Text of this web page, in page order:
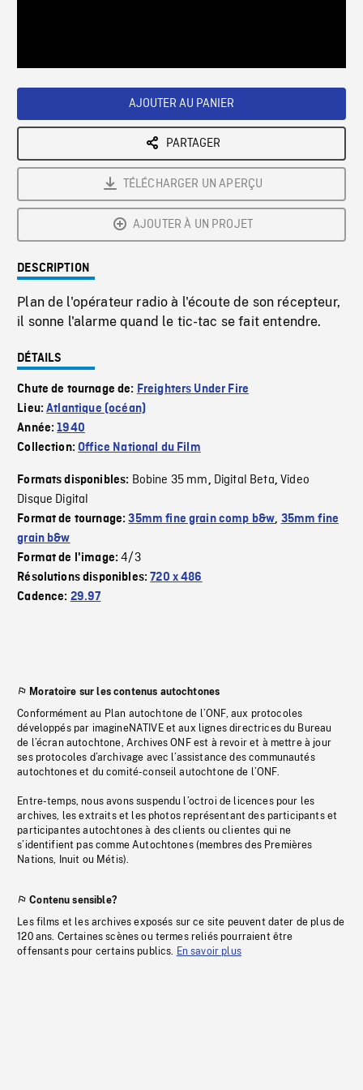
AJOUTER AU PANIER
PARTAGER
TÉLÉCHARGER UN APERÇU
AJOUTER À UN PROJET
DESCRIPTION
Plan de l'opérateur radio à l'écoute de son récepteur,
il sonne l'alarme quand le tic-tac se fait entendre.
DÉTAILS
Chute de tournage de: Freighters Under Fire
Lieu:Atlantique (océan)
Année:1940
Collection:Office National du Film
Formats disponibles: Bobine 35 mm, Digital Beta,Video
Disque Digital
Format de tournage:35mm fine grain comp b&w, 35mm fine
grain b&w
Format de l'image:4/3
Résolutions disponibles:720 x 486
Cadence: 29.97
Moratoire sur les contenus autochtones
Conformément au Plan autochtone de l’ONF, aux protocoles
développés par imagineNATIVE et aux lignes directrices du Bureau
de l’écran autochtone, Archives ONF est à revoir et à mettre à jour
ses protocoles d’archivage avec l’assistance des communautés
autochtones et du comité-conseil autochtone de l’ONF.
Entre-temps, nous avons suspendu l’octroi de licences pour les
archives, les extraits et les photos représentant des participants et
participantes autochtones à des clients ou clientes qui ne
s’identifient pas comme Autochtones (membres des Premières
Nations, Inuit ou Métis).
Contenu sensible?
Les films et les archives exposés sur ce site peuvent dater de plus de
120 ans. Certaines scènes ou termes reliés pourraient être
offensants pour certains publics. En savoir plus